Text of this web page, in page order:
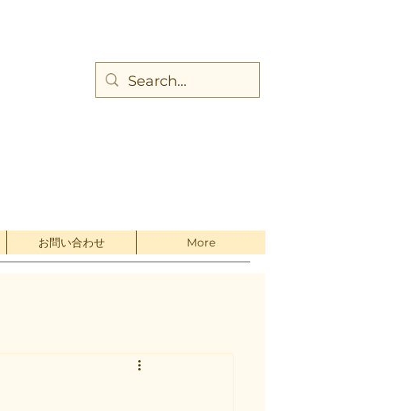
お問い合わせ More